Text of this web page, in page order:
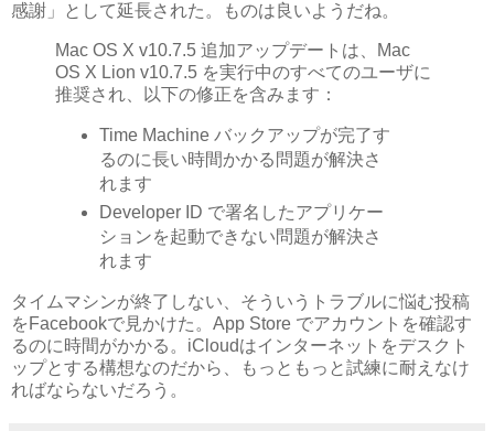
感謝」として延長された。ものは良いようだね。
Mac OS X v10.7.5 追加アップデートは、Mac
OS X Lion v10.7.5 を実行中のすべてのユーザに
推奨され、以下の修正を含みます：
Time Machine バックアップが完了す
るのに長い時間かかる問題が解決さ
れます
Developer ID で署名したアプリケー
ションを起動できない問題が解決さ
れます
タイムマシンが終了しない、そういうトラブルに悩む投稿
をFacebookで見かけた。App Store でアカウントを確認す
るのに時間がかかる。iCloudはインターネットをデスクト
ップとする構想なのだから、もっともっと試練に耐えなけ
ればならないだろう。